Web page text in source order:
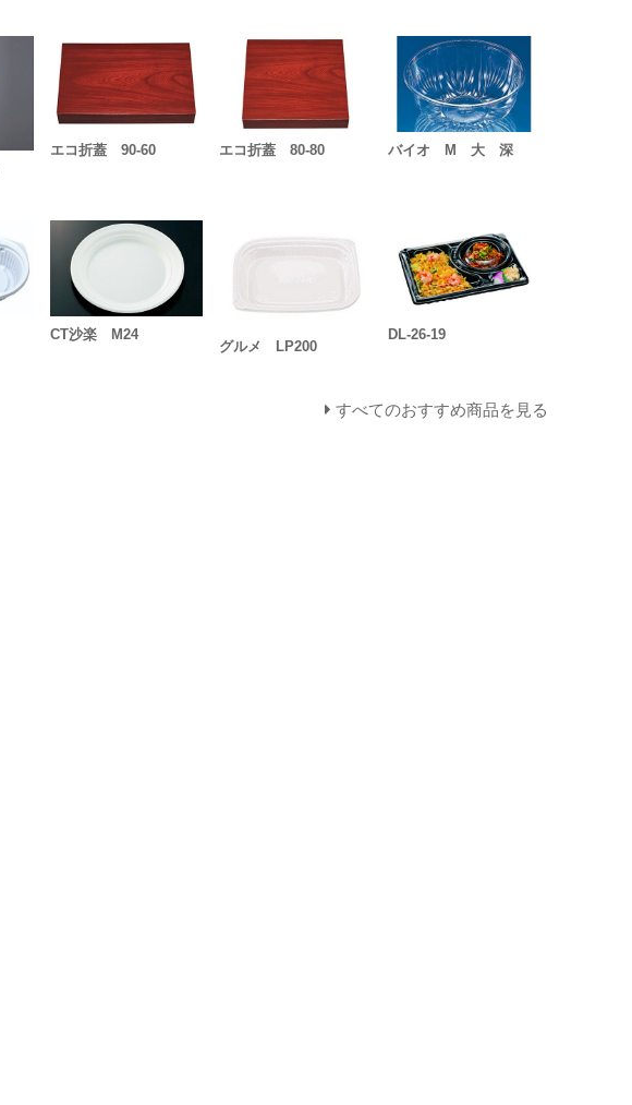
エコ折蓋 90-60 エコ折蓋 80-80 バイオ M 大 深
CT沙楽 M24
グルメ LP200
DL-26-19
すべてのおすすめ商品を見る